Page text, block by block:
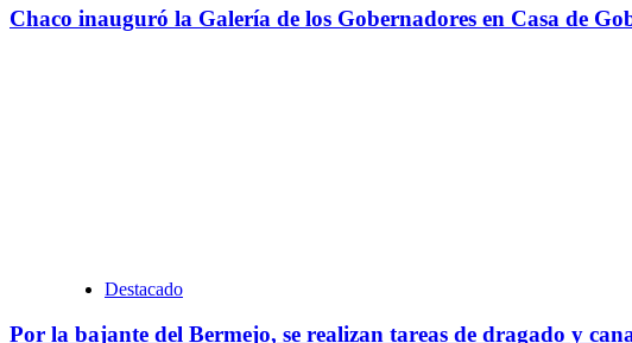
Chaco inauguró la Galería de los Gobernadores en Casa de
Destacado
Por la bajante del Bermejo, se realizan tareas de dragado y